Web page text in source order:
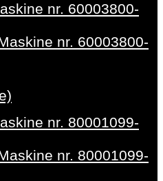
nr. 60003800-
nr. 60003800-
nr. 80001099-
nr. 80001099-